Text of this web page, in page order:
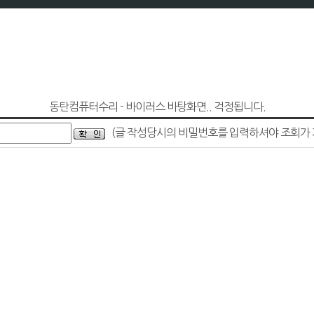
동탄컴퓨터수리 - 바이러스 바탕화면.. 걱정됩니다.
(글 작성당시의 비밀번호를 입력하셔야 조회가